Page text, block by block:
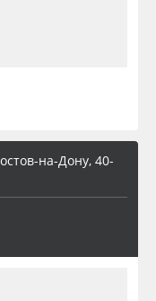
на-Дону, 40-